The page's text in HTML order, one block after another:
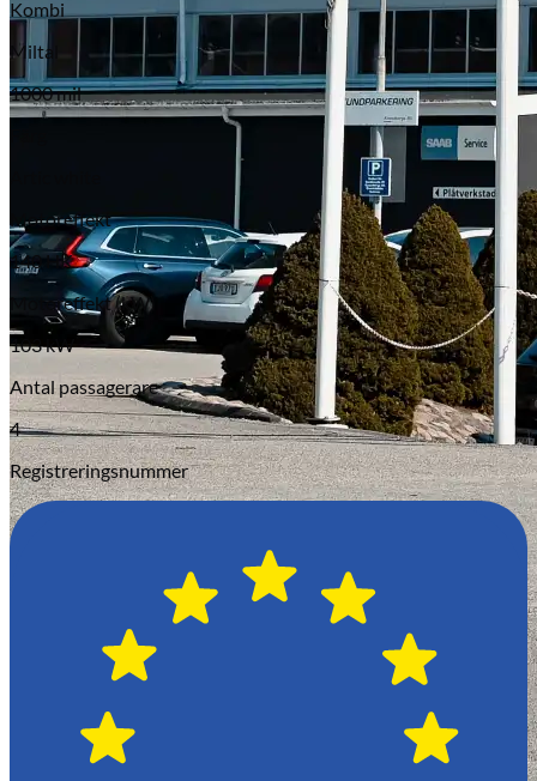
Kombi
Miltal
1000 mil
Motoreffekt
140 HK
Motoreffekt (kW)
103 kW
Antal passagerare
4
Registreringsnummer